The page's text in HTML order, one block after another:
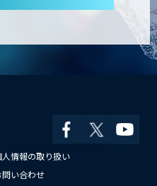
ーズ
管理システム TPiCS-X
人情報の取り扱い
問い合わせ